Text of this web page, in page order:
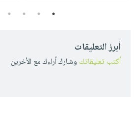
1
2
3
4
أبرز التعليقات
أكتب تعليقاتك وشارك أراءك مع الأخرين